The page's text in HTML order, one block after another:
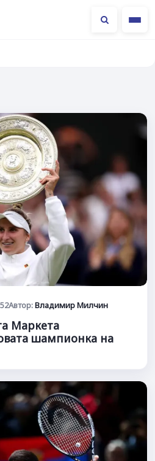
Автор:Владимир Милчин
Маркета
шампионка на